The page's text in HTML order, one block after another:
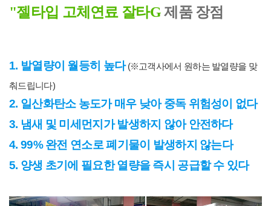
"젤타입 고체연료 잘타G제품 장점
1. 발열량이 월등히 높다(※고객사에서 원하는 발열량을 맞
춰드립니다)
2. 일산화탄소 농도가 매우 낮아 중독 위험성이 없다
3. 냄새 및 미세먼지가 발생하지 않아 안전하다
4. 99% 완전 연소로 폐기물이 발생하지 않는다
5. 양생 초기에 필요한 열량을 즉시 공급할 수 있다